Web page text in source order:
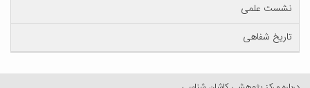
نشست علمی
تاریخ شفاهی